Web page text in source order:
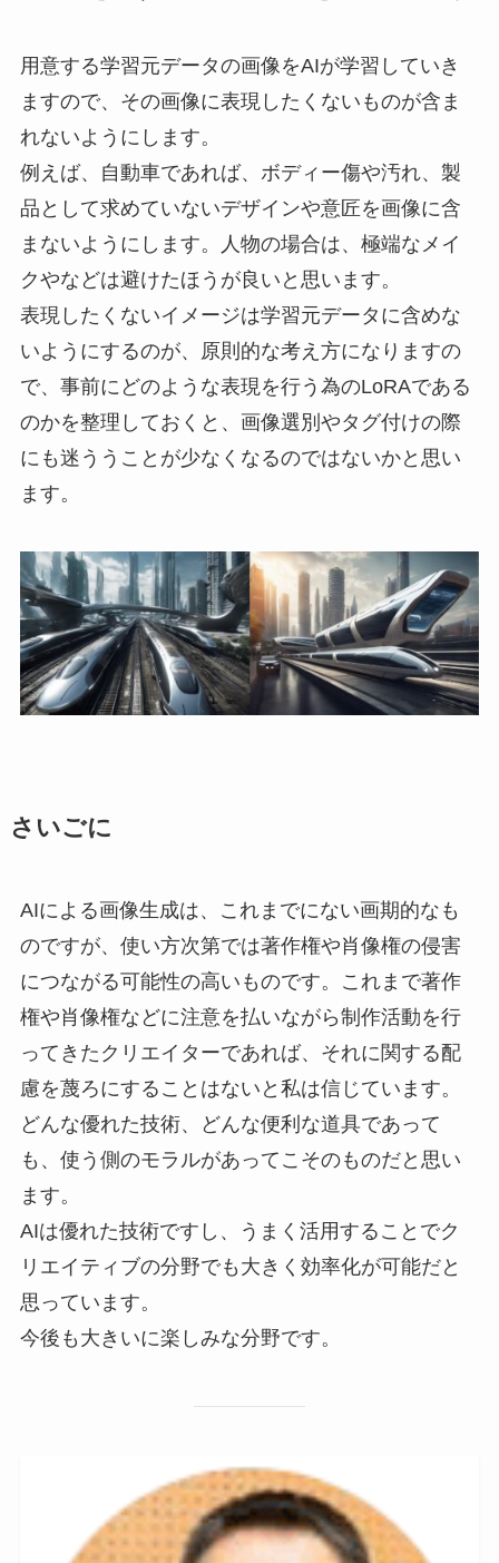
用意する学習元データの画像をAIが学習していき
ますので、その画像に表現したくないものが含ま
れないようにします。
例えば、自動車であれば、ボディー傷や汚れ、製
品として求めていないデザインや意匠を画像に含
まないようにします。人物の場合は、極端なメイ
クやなどは避けたほうが良いと思います。
表現したくないイメージは学習元データに含めな
いようにするのが、原則的な考え方になりますの
で、事前にどのような表現を行う為のLoRAである
のかを整理しておくと、画像選別やタグ付けの際
にも迷ううことが少なくなるのではないかと思い
ます。
さいごに
AIによる画像生成は、これまでにない画期的なも
のですが、使い方次第では著作権や肖像権の侵害
につながる可能性の高いものです。これまで著作
権や肖像権などに注意を払いながら制作活動を行
ってきたクリエイターであれば、それに関する配
慮を蔑ろにすることはないと私は信じています。
どんな優れた技術、どんな便利な道具であって
も、使う側のモラルがあってこそのものだと思い
ます。
AIは優れた技術ですし、うまく活用することでク
リエイティブの分野でも大きく効率化が可能だと
思っています。
今後も大きいに楽しみな分野です。